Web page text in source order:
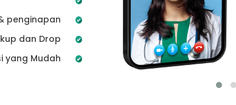
penginapan
dan Drop
yang Mudah